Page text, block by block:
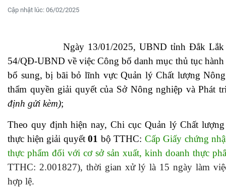
Cập nhật lúc: 06/02/2025
Ngày 13/01/2025, UBND tỉnh Đắk Lắk đã
54/QĐ-UBND về việc Công bố danh mục thủ tục
bổ sung, bị bãi bỏ lĩnh vực Quản lý Chất lượng
thẩm quyền giải quyết của Sở Nông nghiệp và Phát
định gửi kèm);
Theo quy định hiện nay, Chi cục Quản lý Chất
thực hiện giải quyết01 bộ TTHC: Cấp Giấy chứng
thực phẩm đối với cơ sở sản xuất, kinh doanh thực
TTHC: 2.001827), thời gian xử lý là 15 ngày làm
hợp lệ.